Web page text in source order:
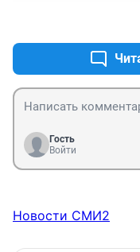
выехать на дорогу
посигналить ,
педаль тормоза
торможению .
P.S. Хороший
ошибок , но тот
ошибки других .
Гость
Войти
Новости СМИ2